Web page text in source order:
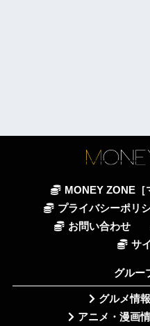
MONEY ZONE［
プライバシーポリ
お問い合わせ
サ
グルー
グルメ情
アニメ・漫画